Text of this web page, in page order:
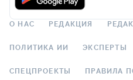
О НАС РЕДАКЦИЯ
ПОЛИТИКА ИИ ЭКСПЕРТЫ
СПЕЦПРОЕКТЫ ПРАВИЛА